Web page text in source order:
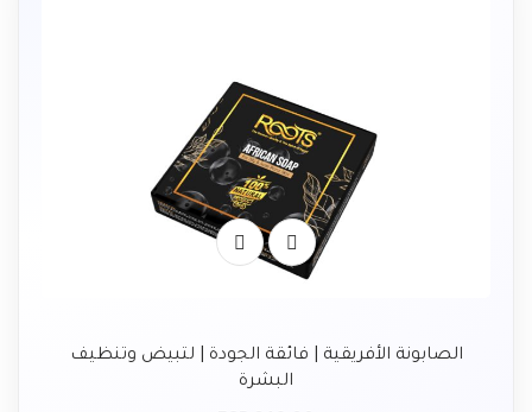
الصابونة الأفريقية | فائقة الجودة | لتبيض وتنظيف
البشرة